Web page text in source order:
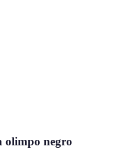
olimpo negro